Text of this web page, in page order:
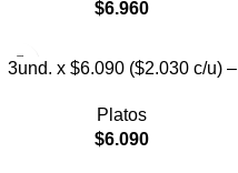
$6.960
3und. x $6.090 ($2.030 c/u) –
Platos
$6.090